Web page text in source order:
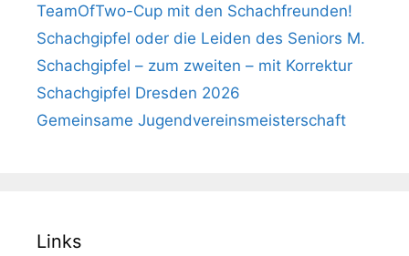
TeamOfTwo-Cup mit den Schachfreunden!
Schachgipfel oder die Leiden des Seniors M.
Schachgipfel – zum zweiten – mit Korrektur
Schachgipfel Dresden 2026
Gemeinsame Jugendvereinsmeisterschaft
Links